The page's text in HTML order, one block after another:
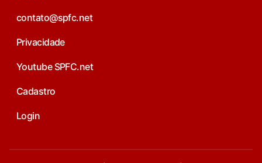
contato@spfc.net
Privacidade
Youtube SPFC.net
Cadastro
Login